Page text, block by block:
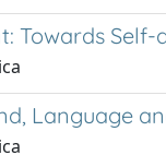
Towards Self-
Language